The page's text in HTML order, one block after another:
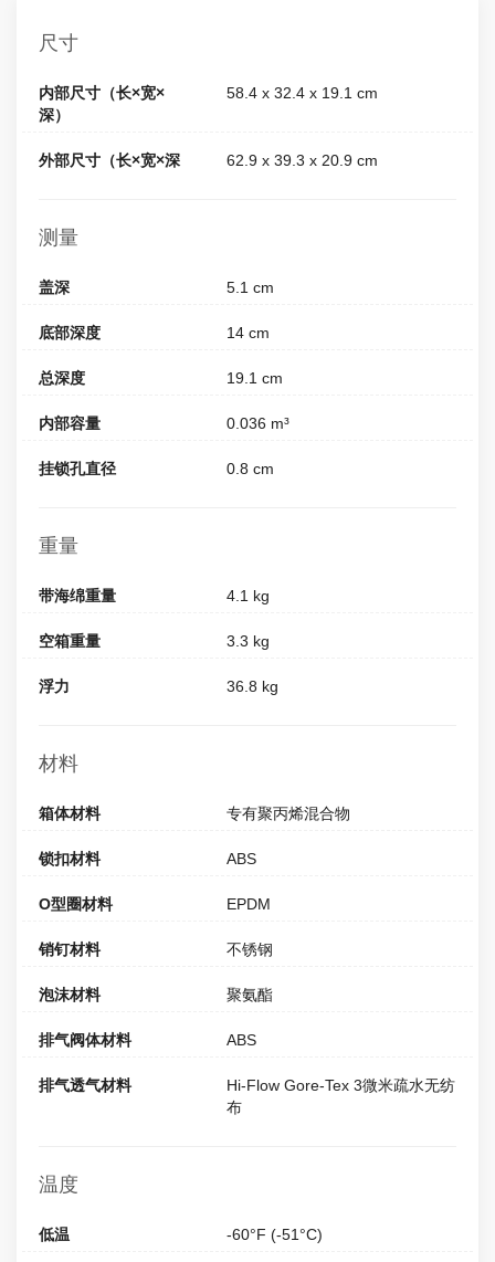
尺寸
内部尺寸（长×宽×
深）
58.4 x 32.4 x 19.1 cm
外部尺寸（长×宽×深 62.9 x 39.3 x 20.9 cm
测量
盖深 5.1 cm
底部深度 14 cm
总深度 19.1 cm
内部容量 0.036 m³
挂锁孔直径 0.8 cm
重量
带海绵重量 4.1 kg
空箱重量 3.3 kg
浮力 36.8 kg
材料
箱体材料 专有聚丙烯混合物
锁扣材料 ABS
O型圈材料 EPDM
销钉材料 不锈钢
泡沫材料 聚氨酯
排气阀体材料 ABS
排气透气材料
Hi-Flow Gore-Tex 3微米疏水无纺
布
温度
低温 -60°F (-51°C)